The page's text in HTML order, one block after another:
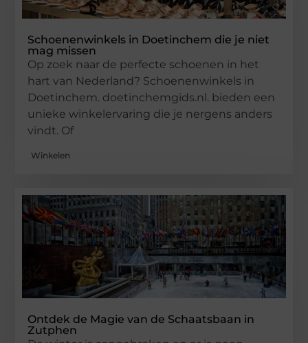
Schoenenwinkels in Doetinchem die je niet
mag missen
Op zoek naar de perfecte schoenen in het
hart van Nederland? Schoenenwinkels in
Doetinchem. doetinchemgids.nl. bieden een
unieke winkelervaring die je nergens anders
vindt. Of
Winkelen
Ontdek de Magie van de Schaatsbaan in
Zutphen